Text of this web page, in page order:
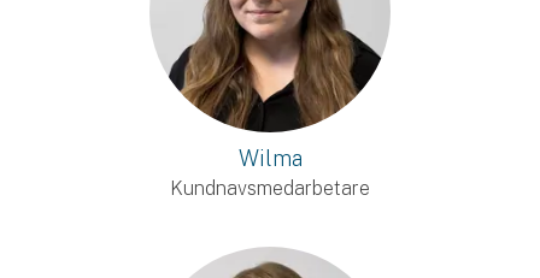
Wilma
Kundnavsmedarbetare